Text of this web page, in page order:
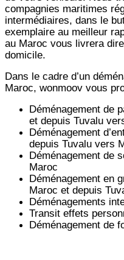
compagnies maritimes
intermédiaires, dans le
exemplaire au meilleur
au Maroc vous livrera
domicile.
Dans le cadre d’un
Maroc, wonmoov vous
Déménagement de
et depuis Tuvalu
Déménagement
depuis Tuvalu vers
Déménagement de
Maroc
Déménagement en
Maroc et depuis
Déménagements
Transit effets
Déménagement de